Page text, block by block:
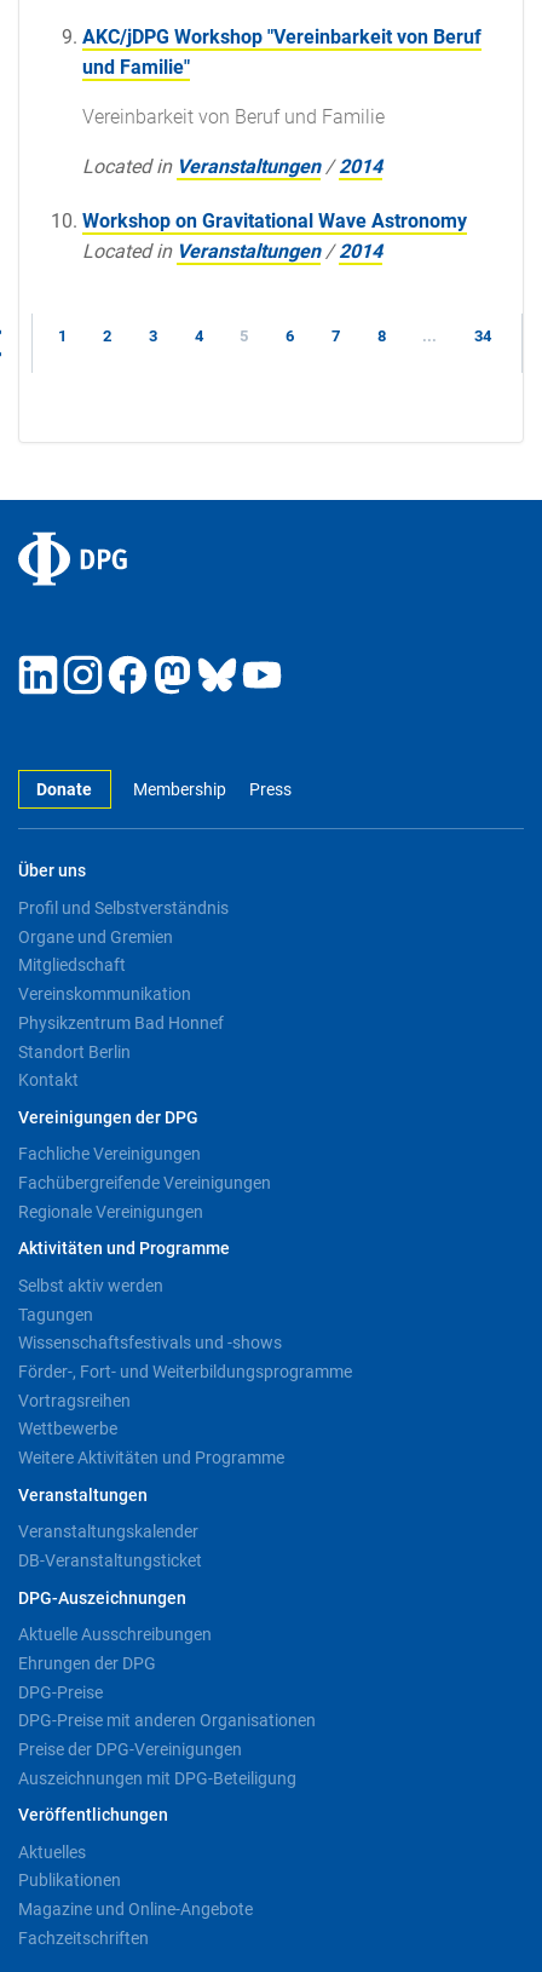
AKC/jDPG Workshop "Vereinbarkeit von Beruf
und Familie"
Vereinbarkeit von Beruf und Familie
Located in Veranstaltungen /2014
Workshop on Gravitational Wave Astronomy
Located in Veranstaltungen /2014
1 2 3 4 5 6 7 8 ... 34
Donate Membership Press
Über uns
Profil und Selbstverständnis
Organe und Gremien
Mitgliedschaft
Vereinskommunikation
Physikzentrum Bad Honnef
Standort Berlin
Kontakt
Vereinigungen der DPG
Fachliche Vereinigungen
Fachübergreifende Vereinigungen
Regionale Vereinigungen
Aktivitäten und Programme
Selbst aktiv werden
Tagungen
Wissenschaftsfestivals und -shows
Förder-, Fort- und Weiterbildungsprogramme
Vortragsreihen
Wettbewerbe
Weitere Aktivitäten und Programme
Veranstaltungen
Veranstaltungskalender
DB-Veranstaltungsticket
DPG-Auszeichnungen
Aktuelle Ausschreibungen
Ehrungen der DPG
DPG-Preise
DPG-Preise mit anderen Organisationen
Preise der DPG-Vereinigungen
Auszeichnungen mit DPG-Beteiligung
Veröffentlichungen
Aktuelles
Publikationen
Magazine und Online-Angebote
Fachzeitschriften